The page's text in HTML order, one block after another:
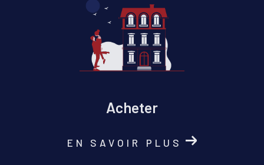
Acheter
EN SAVOIR PLUS